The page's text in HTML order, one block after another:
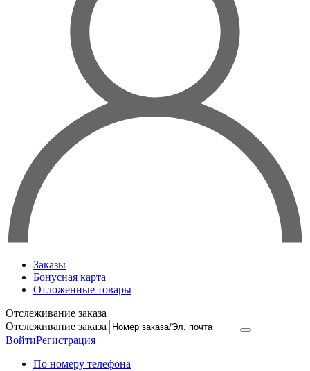
Заказы
Бонусная карта
Отложенные товары
Отслеживание заказа
Отслеживание заказа
ВойтиРегистрация
По номеру телефона